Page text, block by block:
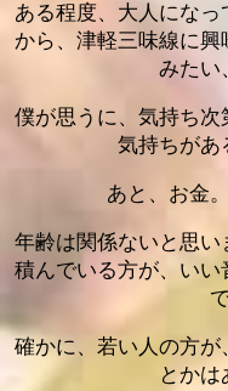
ある程度、大人にな
から、津軽三味線に
みたい
僕が思うに、気持ち
気持ちがあ
あと、お金
年齢は関係ないと思
積んでいる方が、いい
確かに、若い人の方が
とかは